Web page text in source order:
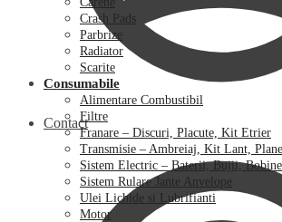
Contact
Crash Pads
Parbrize
Radiator
Scarite
Consumabile
Alimentare Combustibil
Filtre
Franare – Discuri, Placute, Kit Etrier
Transmisie – Ambreiaj, Kit Lant,
Sistem Electric – Baterii, Bujii, Bobine
Sistem Rulare Jante Anvelope
Ulei Lichide si Lubrifianti
Motor